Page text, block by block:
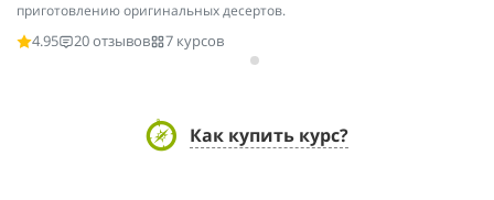
приготовлению оригинальных десертов.
4.95
20 отзывов 7 курсов
Как купить курс?